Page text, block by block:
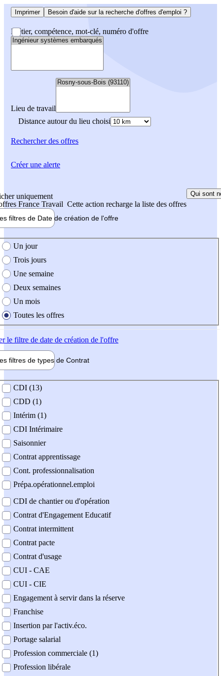
Imprimer Besoin d'aide sur la recherche d'offres d'emploi ?
Métier, compétence, mot-clé, numéro d'offre
Lieu de travail
Distance autour du lieu choisi
Rechercherdes offres
uniquement
France Travail Cette action recharge la liste des offres
Qui sont
filtres de Date de création de l'offre
création de l'offre
Un jour
Trois jours
Une semaine
Deux semaines
Un mois
Toutes les offres
le filtre de date de création de l'offre
filtres de types de Contrat
contrat
CDI (13)
CDD (1)
Intérim (1)
CDI Intérimaire
Saisonnier
Contrat apprentissage
Cont. professionnalisation
Prépa.opérationnel.emploi
CDI de chantier ou d'opération
Contrat d'Engagement Educatif
Contrat intermittent
Contrat pacte
Contrat d'usage
CUI - CAE
CUI - CIE
Engagement à servir dans la réserve
Franchise
Insertion par l'activ.éco.
Portage salarial
Profession commerciale (1)
Profession libérale
Créer une alerte